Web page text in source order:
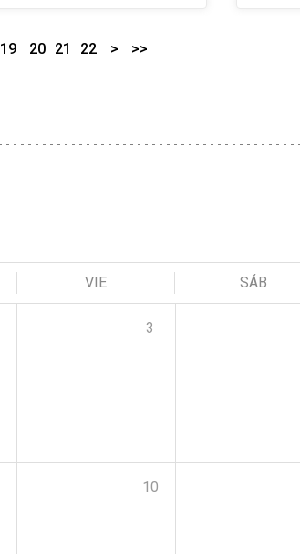
19 20 21 22 > >>
VIE SÁB
3
10